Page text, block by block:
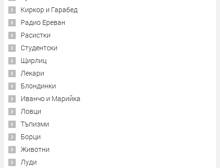
Киркор и Гарабед
Радио Ереван
Расистки
Студентски
Щирлиц
Лекари
Блондинки
Иванчо и Марийка
Ловци
Тъпизми
Борци
Животни
Луди